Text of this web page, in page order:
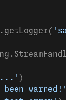
)
been warned!'